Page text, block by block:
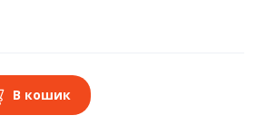
В кошик